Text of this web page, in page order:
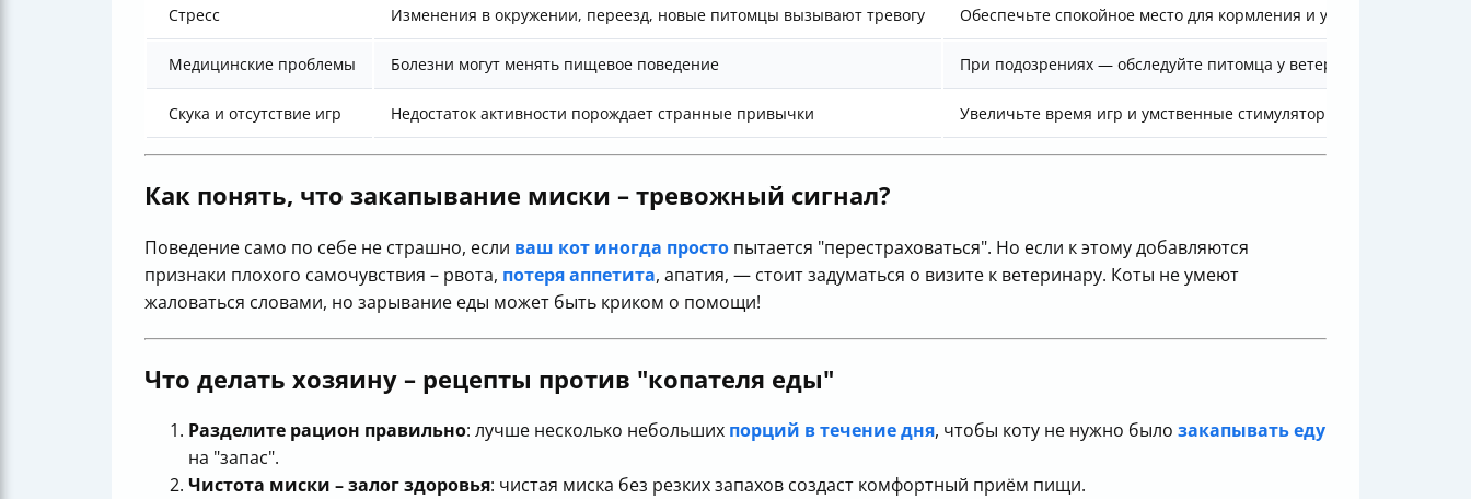
Стресс Изменения в окружении, переезд, новые питомцы вызывают тревогу Обеспечьте спокойное место для кормления и уделяйте внимание
Медицинские проблемы Болезни могут менять пищевое поведение При подозрениях — обследуйте питомца у ветеринара
Скука и отсутствие игр Недостаток активности порождает странные привычки Увеличьте время игр и умственные стимуляторы
Как понять, что закапывание миски – тревожный сигнал?
Поведение само по себе не страшно, если ваш кот иногда просто пытается "перестраховаться". Но если к этому добавляются
признаки плохого самочувствия – рвота, потеря аппетита, апатия, — стоит задуматься о визите к ветеринару. Коты не умеют
жаловаться словами, но зарывание еды может быть криком о помощи!
Что делать хозяину – рецепты против "копателя еды"
Разделите рацион правильно: лучше несколько небольших порций в течение дня, чтобы коту не нужно было закапывать еду
на "запас".
Чистота миски – залог здоровья: чистая миска без резких запахов создаст комфортный приём пищи.